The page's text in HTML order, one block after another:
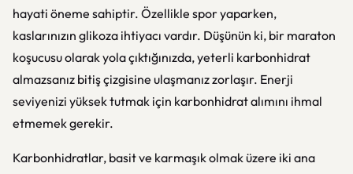
hayati öneme sahiptir. Özellikle spor yaparken,
kaslarınızın glikoza ihtiyacı vardır. Düşünün ki, bir maraton
koşucusu olarak yola çıktığınızda, yeterli karbonhidrat
almazsanız bitiş çizgisine ulaşmanız zorlaşır. Enerji
seviyenizi yüksek tutmak için karbonhidrat alımını ihmal
etmemek gerekir.
Karbonhidratlar, basit ve karmaşık olmak üzere iki ana